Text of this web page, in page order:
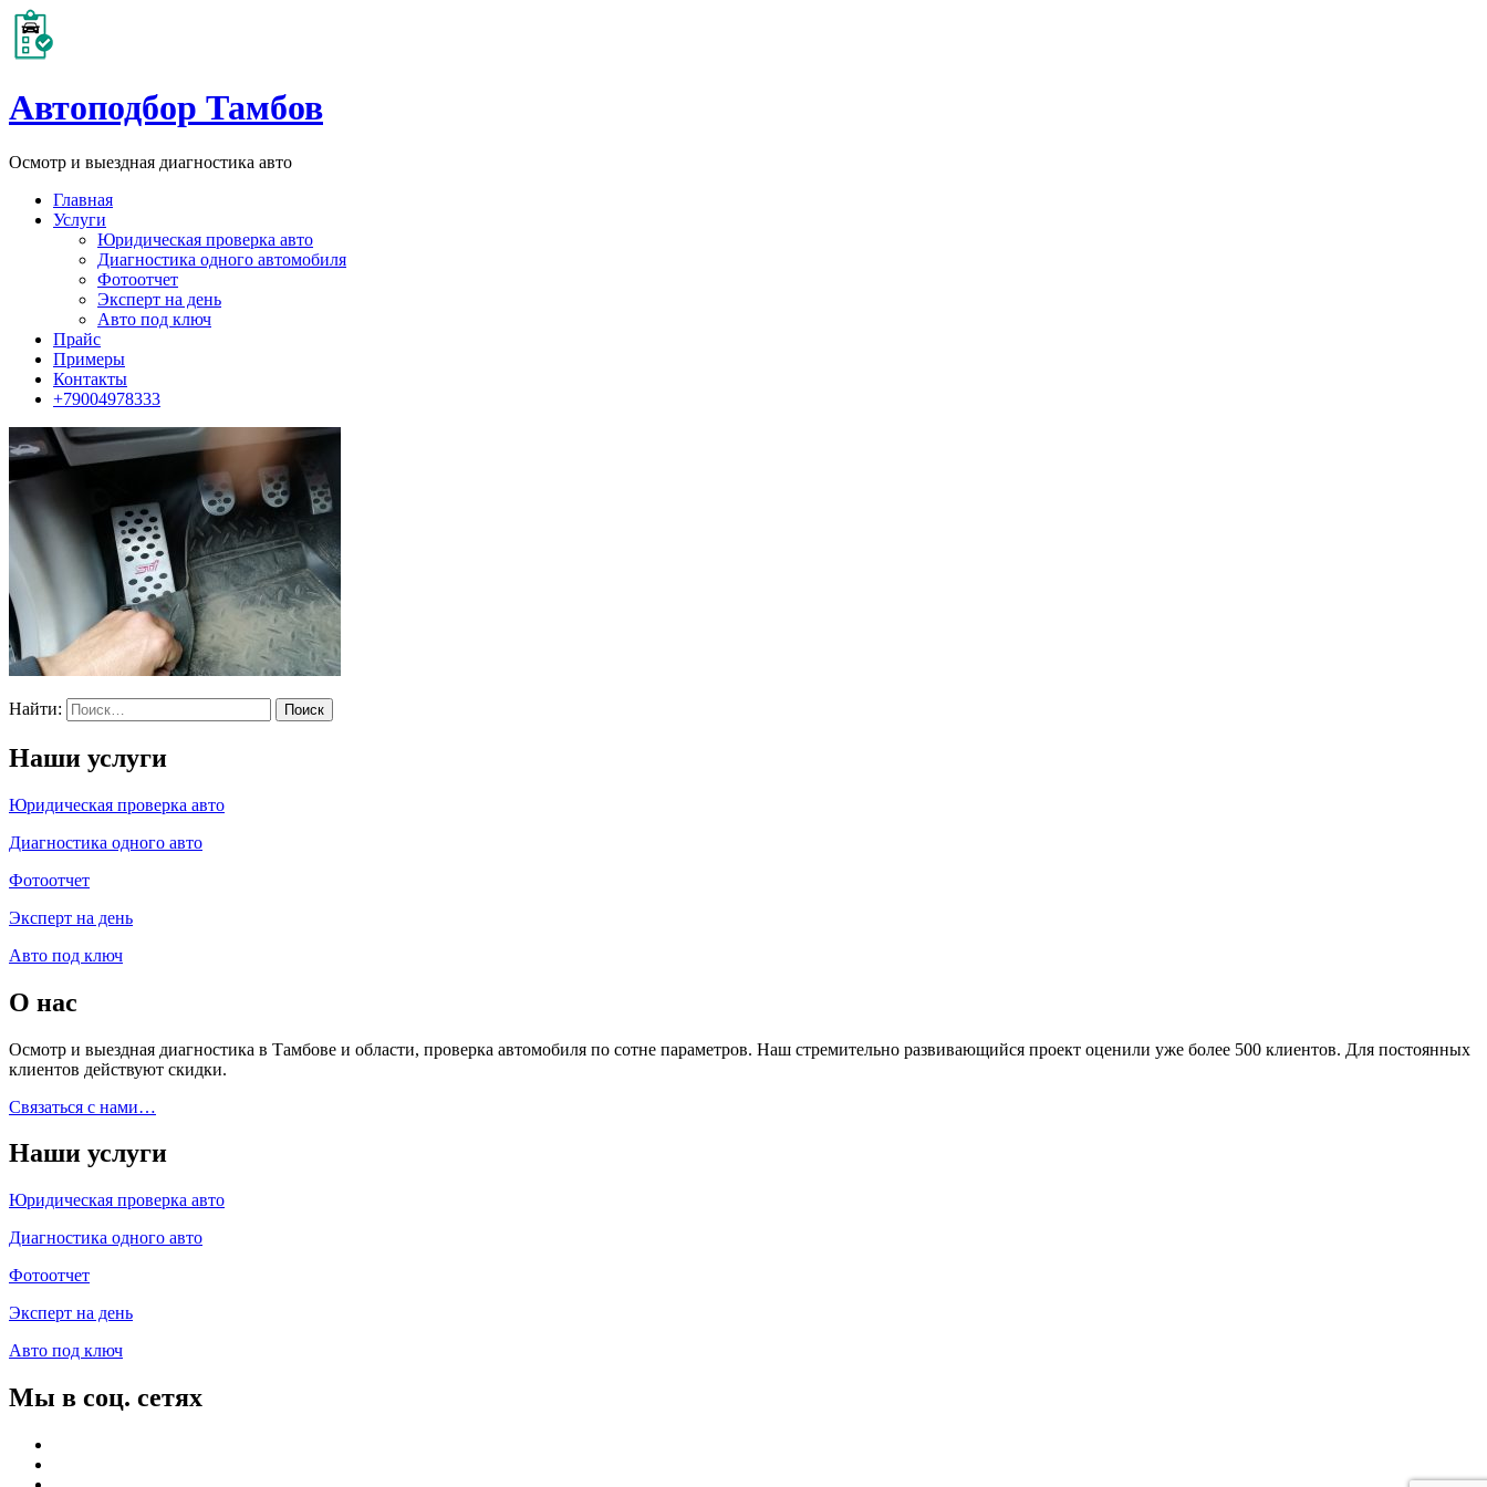
Автоподбор Тамбов
Осмотр и выездная диагностика авто
Главная
Услуги
Юридическая проверка авто
Диагностика одного автомобиля
Фотоотчет
Эксперт на день
Авто под ключ
Прайс
Примеры
Контакты
+79004978333
Найти:
Наши услуги
Юридическая проверка авто
Диагностика одного авто
Фотоотчет
Эксперт на день
Авто под ключ
О нас
Осмотр и выездная диагностика в Тамбове и области, проверка автомобиля по сотне параметров. Наш стремительно развивающийся проект оценили уже более 500 клиентов. Для постоянных
клиентов действуют скидки.
Связаться с нами…
Наши услуги
Юридическая проверка авто
Диагностика одного авто
Фотоотчет
Эксперт на день
Авто под ключ
Мы в соц. сетях